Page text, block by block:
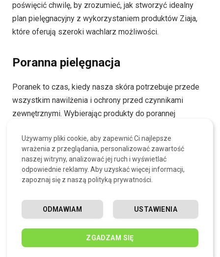
poświęcić chwilę, by zrozumieć, jak stworzyć idealny
plan pielęgnacyjny z wykorzystaniem produktów Ziaja,
które oferują szeroki wachlarz możliwości.
Poranna pielęgnacja
Poranek to czas, kiedy nasza skóra potrzebuje przede
wszystkim nawilżenia i ochrony przed czynnikami
zewnętrznymi. Wybierając produkty do porannej
składniki nawilżające oraz filtr przeciwsłoneczny.
Krok 1: Oczyszczenie skóry
oczyszczona. Żel oczyszczający z serii Ziaja Med
doskonale sprawdzi się w tej roli, usuwając
zanieczyszczenia i resztki sebum nagromadzone w
Używamy pliki cookie, aby zapewnić Ci najlepsze
wrażenia z przeglądania, personalizować zawartość
naszej witryny, analizować jej ruch i wyświetlać
odpowiednie reklamy. Aby uzyskać więcej informacji,
zapoznaj się z naszą polityką prywatności.
ZGADZAM SIĘ
USTAWIENIA
ODMAWIAM